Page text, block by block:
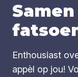
Enthousiast
appèl op jou!